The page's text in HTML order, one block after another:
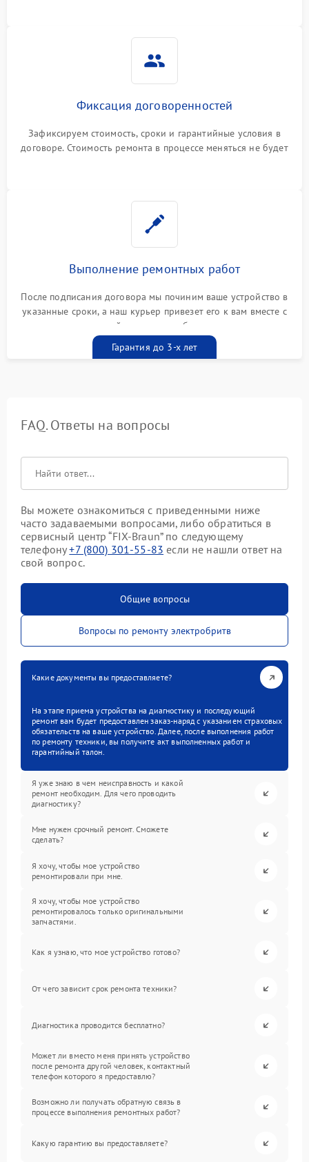
Фиксация договоренностей
Зафиксируем стоимость, сроки и гарантийные условия в
договоре. Стоимость ремонта в процессе меняться не будет
Выполнение ремонтных работ
После подписания договора мы починим ваше устройство в
указанные сроки, а наш курьер привезет его к вам вместе с
гарантийным талоном бесплатно
Гарантия до 3-х лет
FAQ. Ответы на вопросы
Вы можете ознакомиться с приведенными ниже
часто задаваемыми вопросами, либо обратиться в
сервисный центр “FIX-Braun” по следующему
телефону+7 (800) 301-55-83 если не нашли ответ на
свой вопрос.
Общие вопросы
Вопросы по ремонту электробритв
Какие документы вы предоставляете?
На этапе приема устройства на диагностику и последующий
ремонт вам будет предоставлен заказ-наряд с указанием страховых
обязательств на ваше устройство. Далее, после выполнения работ
по ремонту техники, вы получите акт выполненных работ и
гарантийный талон.
Я уже знаю в чем неисправность и какой
ремонт необходим. Для чего проводить
диагностику?
Мне нужен срочный ремонт. Сможете
сделать?
Я хочу, чтобы мое устройство
ремонтировали при мне.
Я хочу, чтобы мое устройство
ремонтировалось только оригинальными
запчастями.
Как я узнаю, что мое устройство готово?
От чего зависит срок ремонта техники?
Диагностика проводится бесплатно?
Может ли вместо меня принять устройство
после ремонта другой человек, контактный
телефон которого я предоставлю?
Возможно ли получать обратную связь в
процессе выполнения ремонтных работ?
Какую гарантию вы предоставляете?